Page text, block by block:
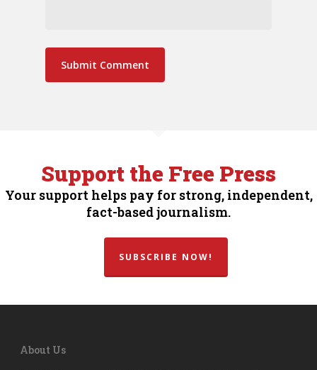
Support the Free Press
Your support helps pay for strong, independent,
fact-based journalism.
SUBSCRIBE NOW!
About Us